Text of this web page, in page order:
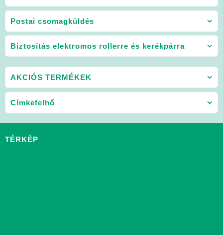
Postai csomagküldés
Biztosítás elektromos rollerre és kerékpárra
AKCIÓS TERMÉKEK
Címkefelhő
TÉRKÉP